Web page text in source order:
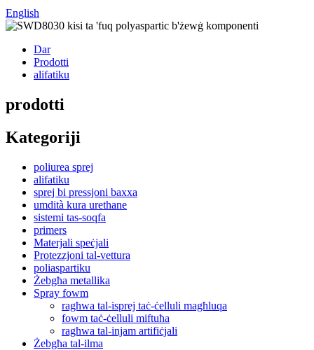
English
Dar
Prodotti
alifatiku
prodotti
Kategoriji
poliurea sprej
alifatiku
sprej bi pressjoni baxxa
umdità kura urethane
sistemi tas-soqfa
primers
Materjali speċjali
Protezzjoni tal-vettura
poliaspartiku
Żebgħa metallika
Spray fowm
ragħwa tal-isprej taċ-ċelluli magħluqa
fowm taċ-ċelluli miftuħa
ragħwa tal-injam artifiċjali
Żebgħa tal-ilma